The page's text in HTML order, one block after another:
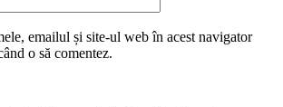
emailul și site-ul web în acest navigator
o să comentez.